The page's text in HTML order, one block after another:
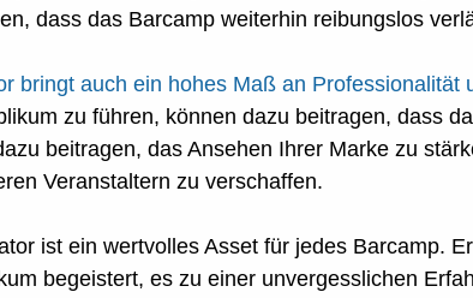
dass das Barcamp weiterhin reibungslos
bringt auch ein hohes Maß an Professionalität
zu führen, können dazu beitragen, dass
beitragen, das Ansehen Ihrer Marke zu
Veranstaltern zu verschaffen.
ist ein wertvolles Asset für jedes Barcamp.
begeistert, es zu einer unvergesslichen